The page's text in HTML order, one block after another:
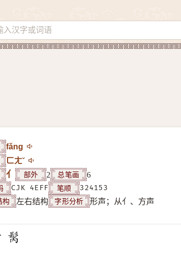
fǎng
ㄈㄤˇ
亻 部外 2 总笔画 6
CJK 4EFF 笔顺 324153
构 左右结构 字形分析 形声；从亻、方声